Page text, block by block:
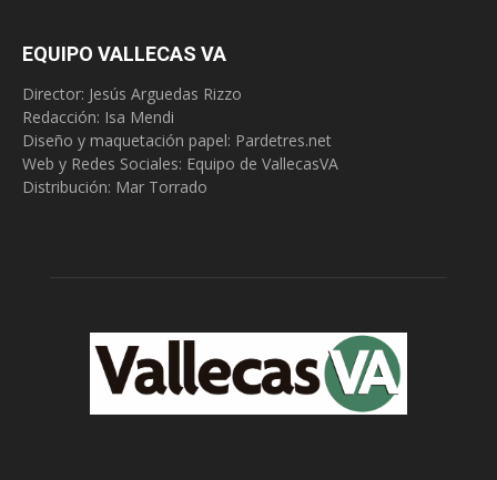
EQUIPO VALLECAS VA
Director: Jesús Arguedas Rizzo
Redacción: Isa Mendi
Diseño y maquetación papel: Pardetres.net
Web y Redes Sociales: Equipo de VallecasVA
Distribución: Mar Torrado